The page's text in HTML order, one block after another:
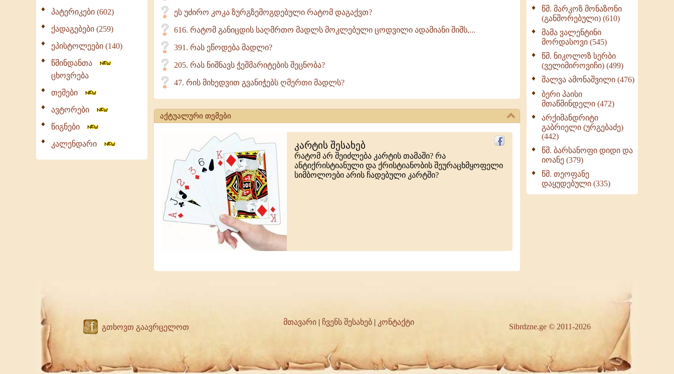
პატერიკები (602)
ქადაგებები (259)
ეპისტოლეები (140)
წმინდანთა
ცხოვრება
თემები
ავტორები
წიგნები
კალენდარი
ეს უძირო კოკა ზურგზემოგდებული რატომ დაგაქვთ?
616. რატომ განიცდის საღმრთო მადლს მოკლებული ცოდვილი ადამიანი შიშს,...
391. რას ეწოდება მადლი?
205. რას ნიშნავს ჭეშმარიტების შეცნობა?
47. რის მიხედვით გვანიჭებს ღმერთი მადლს?
აქტუალური თემები
კარტის შესახებ
რატომ არ შეიძლება კარტის თამაში? რა
ანტიქრისტიანული და ქრისტიანობის შეურაცხმყოფელი
სიმბოლოები არის ჩადებული კარტში?
ოთხი ასეული თავი
სიყვარულის შესახებ
(259)
წმ. მარკოზ მონაზონი
(განშორებული) (610)
მამა ვალენტინი
მორდასოვი (545)
წმ. ნიკოლოზ სერბი
(ველიმიროვიჩი) (499)
შალვა ამონაშვილი (476)
ბერი პაისი
მთაწმინდელი (472)
არქიმანდრიტი
გაბრიელი (ურგებაძე)
(442)
წმ. ბარსანოფი დიდი და
იოანე (379)
წმ. თეოფანე
დაყუდებული (335)
f გთხოვთ გაავრცელოთ
მთავარი | ჩვენს შესახებ | კონტაქტი
Sibrdzne.ge © 2011-2026